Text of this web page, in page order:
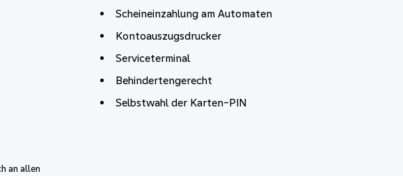
an allen
Scheineinzahlung am Automaten
Kontoauszugsdrucker
Serviceterminal
Behindertengerecht
Selbstwahl der Karten-PIN